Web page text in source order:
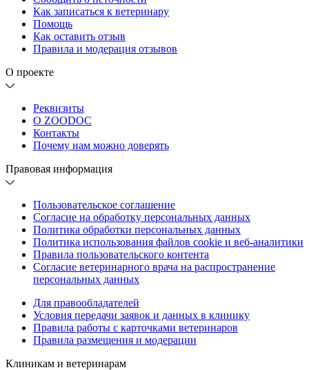
Как записаться к ветеринару
Помощь
Как оставить отзыв
Правила и модерация отзывов
О проекте
Реквизиты
О ZOODOC
Контакты
Почему нам можно доверять
Правовая информация
Пользовательское соглашение
Согласие на обработку персональных данных
Политика обработки персональных данных
Политика использования файлов cookie и веб-аналитики
Правила пользовательского контента
Согласие ветеринарного врача на распространение
персональных данных
Для правообладателей
Условия передачи заявок и данных в клинику
Правила работы с карточками ветеринаров
Правила размещения и модерации
Клиникам и ветеринарам